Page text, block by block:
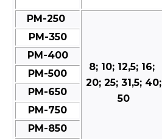
РМ-250
8; 10; 12,5; 16;
20; 25; 31,5; 40;
50
РМ-350
РМ-400
РМ-500
РМ-650
РМ-750
РМ-850